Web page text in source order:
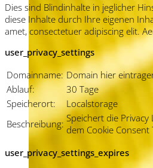
Dies sind Blindinhalte in jeglicher
diese Inhalte durch Ihre eigenen
amet, consectetuer adipiscing elit.
user_privacy_settings
Domainname: Domain hier
Ablauf:
30 Tage
Speicherort:
Localstorage
Beschreibung: Speichert die Privacy
dem Cookie Consent
user_privacy_settings_expires